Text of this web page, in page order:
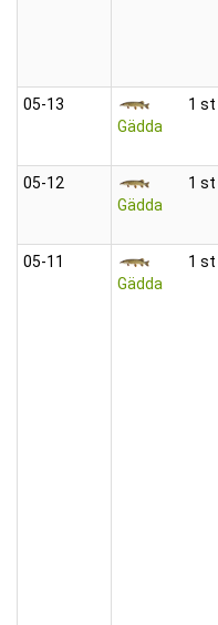
05‑13
Gädda
1 st
05‑12
Gädda
1 st
05‑11
Gädda
1 st